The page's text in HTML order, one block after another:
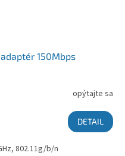
150Mbps
opýtajte sa
DETAIL
802.11g/b/n